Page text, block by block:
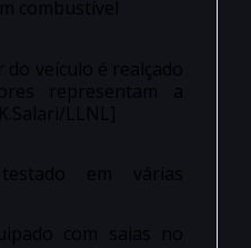
veículo é realçado
representam a
LLNL]
em várias
com saias no